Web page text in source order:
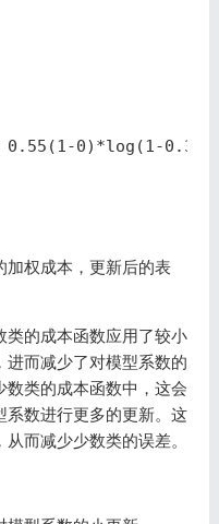
0 . 55 (1-0)*log (1-0 . 32
加权成本，更新后的表
类的成本函数应用了较小
进而减少了对模型系数的
类的成本函数中，这会
系数进行更多的更新。这
而减少少数类的误差。